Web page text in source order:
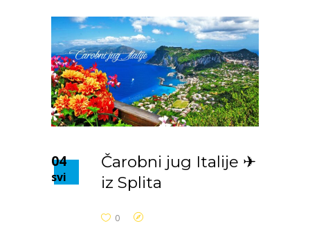
04
svi
Čarobni jug Italije ✈
iz Splita
0